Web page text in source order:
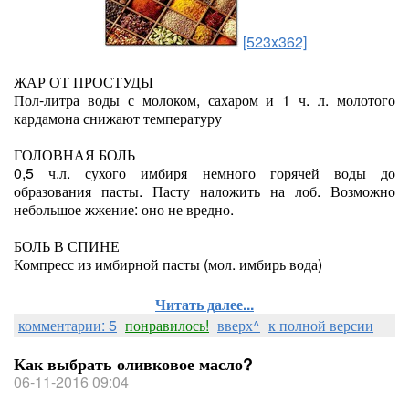
[523x362]
ЖАР ОТ ПРОСТУДЫ
Пол-литра воды с молоком, сахаром и 1 ч. л. молотого
кардамона снижают температуру
ГОЛОВНАЯ БОЛЬ
0,5 ч.л. сухого имбиря немного горячей воды до
образования пасты. Пасту наложить на лоб. Возможно
небольшое жжение: оно не вредно.
БОЛЬ В СПИНЕ
Компресс из имбирной пасты (мол. имбирь вода)
Читать далее...
комментарии: 5 понравилось! вверх^ к полной версии
Как выбрать оливковое масло?
06-11-2016 09:04